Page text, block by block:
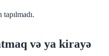
və ya kirayə